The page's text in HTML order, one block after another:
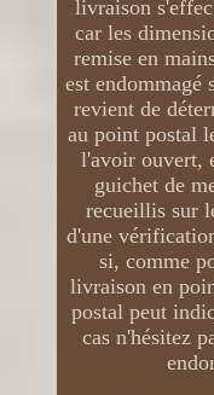
livraison
car les
remise en
est endommagé
revient de
au point postal
l'avoir ouvert,
guichet de
recueillis sur
d'une
si, comme
livraison en
postal peut
cas n'hésitez